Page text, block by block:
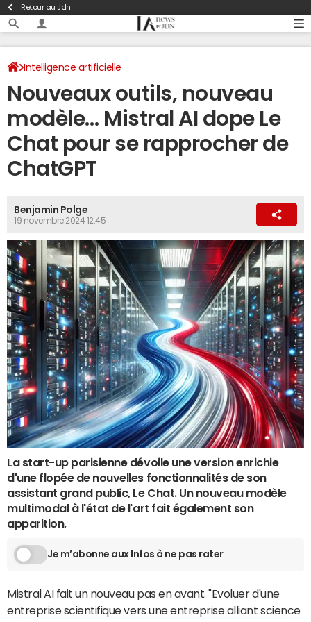
Retour au Jdn
Intelligence artificielle
Nouveaux outils, nouveau
modèle… Mistral AI dope Le
Chat pour se rapprocher de
ChatGPT
Benjamin Polge
19 novembre 2024 12:45
La start-up parisienne dévoile une version enrichie
d'une flopée de nouvelles fonctionnalités de son
assistant grand public, Le Chat. Un nouveau modèle
multimodal à l'état de l'art fait également son
apparition.
Je m’abonne aux Infos à ne pas rater
Mistral AI fait un nouveau pas en avant. "Evoluer d'une
entreprise scientifique vers une entreprise alliant science